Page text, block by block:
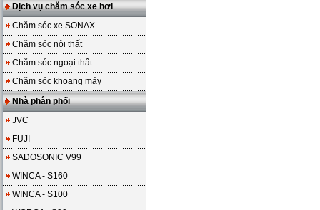
Dịch vụ chăm sóc xe hơi
Chăm sóc xe SONAX
Chăm sóc nội thất
Chăm sóc ngoại thất
Chăm sóc khoang máy
Nhà phân phối
JVC
FUJI
SADOSONIC V99
WINCA - S160
WINCA - S100